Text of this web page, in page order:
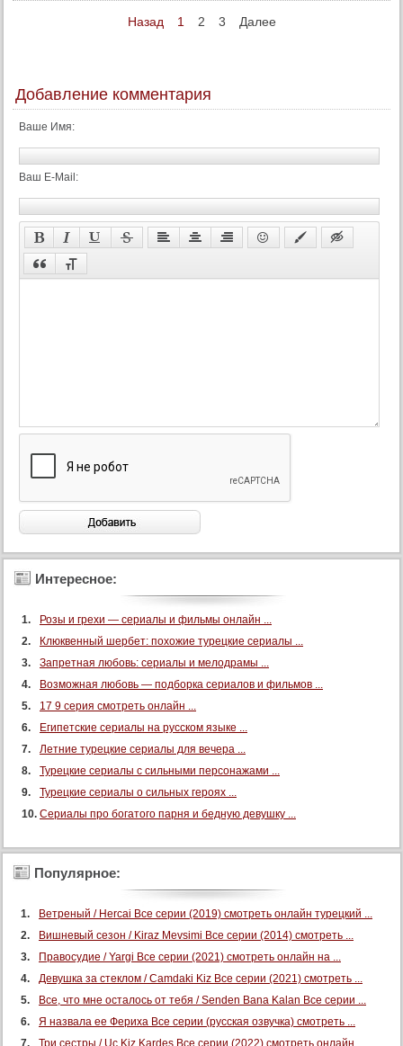
Назад 1 2 3 Далее
Добавление комментария
Ваше Имя:
Ваш E-Mail:
Интересное:
Розы и грехи — сериалы и фильмы онлайн ...
Клюквенный шербет: похожие турецкие сериалы ...
Запретная любовь: сериалы и мелодрамы ...
Возможная любовь — подборка сериалов и фильмов ...
17 9 серия смотреть онлайн ...
Египетские сериалы на русском языке ...
Летние турецкие сериалы для вечера ...
Турецкие сериалы с сильными персонажами ...
Турецкие сериалы о сильных героях ...
Сериалы про богатого парня и бедную девушку ...
Популярное:
Ветреный / Hercai Все серии (2019) смотреть онлайн турецкий ...
Вишневый сезон / Kiraz Mevsimi Все серии (2014) смотреть ...
Правосудие / Yargi Все серии (2021) смотреть онлайн на ...
Девушка за стеклом / Camdaki Kiz Все серии (2021) смотреть ...
Все, что мне осталось от тебя / Senden Bana Kalan Все серии ...
Я назвала ее Фериха Все серии (русская озвучка) смотреть ...
Три сестры / Uc Kiz Kardes Все серии (2022) смотреть онлайн ...